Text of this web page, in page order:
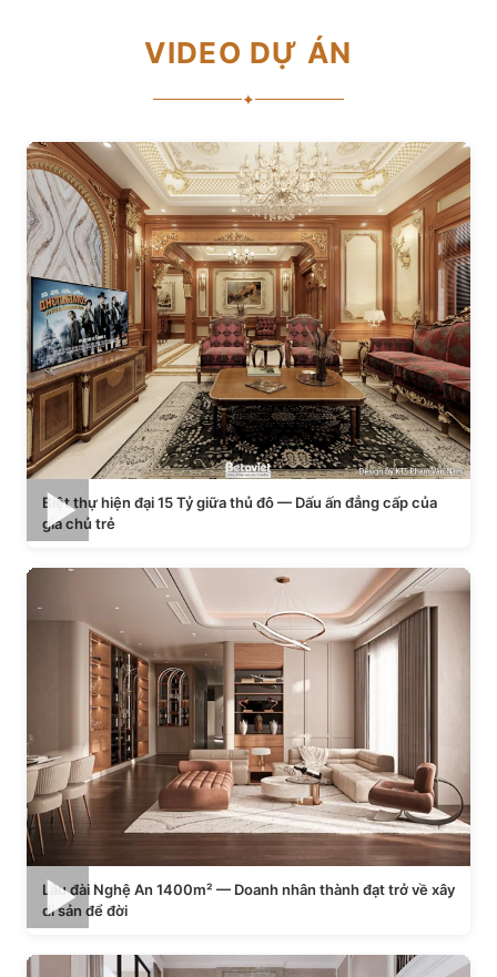
VIDEO DỰ ÁN
✦
Biệt thự hiện đại 15 Tỷ giữa thủ đô — Dấu ấn đẳng cấp của
gia chủ trẻ
Lâu đài Nghệ An 1400m² — Doanh nhân thành đạt trở về xây
di sản để đời